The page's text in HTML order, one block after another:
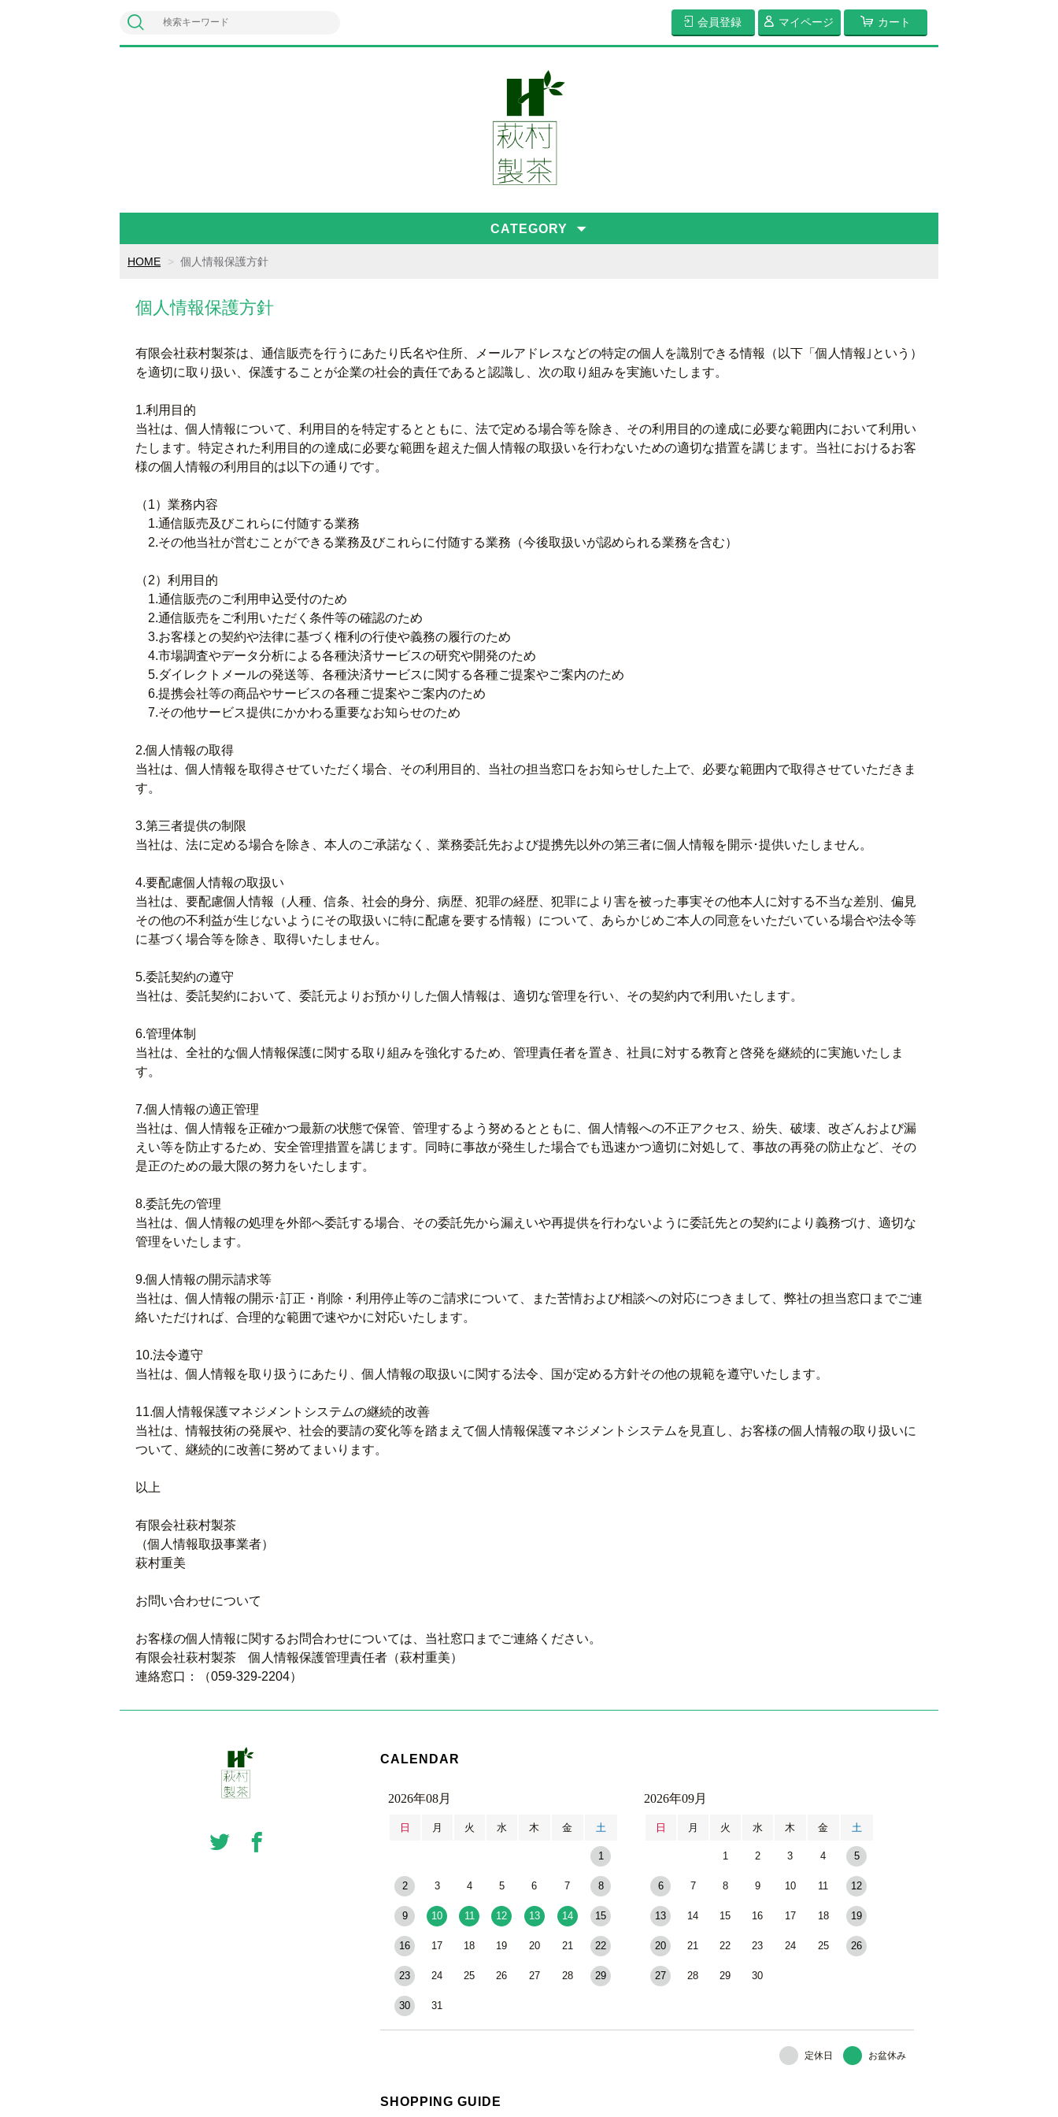
会員登録 マイページ カート
CATEGORY
HOME 個人情報保護方針
個人情報保護方針
有限会社萩村製茶は、通信販売を行うにあたり氏名や住所、メールアドレスなどの特定の個人を識別できる情報（以下「個人情報｣という）
を適切に取り扱い、保護することが企業の社会的責任であると認識し、次の取り組みを実施いたします。
1.利用目的
当社は、個人情報について、利用目的を特定するとともに、法で定める場合等を除き、その利用目的の達成に必要な範囲内において利用い
たします。特定された利用目的の達成に必要な範囲を超えた個人情報の取扱いを行わないための適切な措置を講じます。当社におけるお客
様の個人情報の利用目的は以下の通りです。
（1）業務内容
1.通信販売及びこれらに付随する業務
2.その他当社が営むことができる業務及びこれらに付随する業務（今後取扱いが認められる業務を含む）
（2）利用目的
1.通信販売のご利用申込受付のため
2.通信販売をご利用いただく条件等の確認のため
3.お客様との契約や法律に基づく権利の行使や義務の履行のため
4.市場調査やデータ分析による各種決済サービスの研究や開発のため
5.ダイレクトメールの発送等、各種決済サービスに関する各種ご提案やご案内のため
6.提携会社等の商品やサービスの各種ご提案やご案内のため
7.その他サービス提供にかかわる重要なお知らせのため
2.個人情報の取得
当社は、個人情報を取得させていただく場合、その利用目的、当社の担当窓口をお知らせした上で、必要な範囲内で取得させていただきま
す。
3.第三者提供の制限
当社は、法に定める場合を除き、本人のご承諾なく、業務委託先および提携先以外の第三者に個人情報を開示･提供いたしません。
4.要配慮個人情報の取扱い
当社は、要配慮個人情報（人種、信条、社会的身分、病歴、犯罪の経歴、犯罪により害を被った事実その他本人に対する不当な差別、偏見
その他の不利益が生じないようにその取扱いに特に配慮を要する情報）について、あらかじめご本人の同意をいただいている場合や法令等
に基づく場合等を除き、取得いたしません。
5.委託契約の遵守
当社は、委託契約において、委託元よりお預かりした個人情報は、適切な管理を行い、その契約内で利用いたします。
6.管理体制
当社は、全社的な個人情報保護に関する取り組みを強化するため、管理責任者を置き、社員に対する教育と啓発を継続的に実施いたしま
す。
7.個人情報の適正管理
当社は、個人情報を正確かつ最新の状態で保管、管理するよう努めるとともに、個人情報への不正アクセス、紛失、破壊、改ざんおよび漏
えい等を防止するため、安全管理措置を講じます。同時に事故が発生した場合でも迅速かつ適切に対処して、事故の再発の防止など、その
是正のための最大限の努力をいたします。
8.委託先の管理
当社は、個人情報の処理を外部へ委託する場合、その委託先から漏えいや再提供を行わないように委託先との契約により義務づけ、適切な
管理をいたします。
9.個人情報の開示請求等
当社は、個人情報の開示･訂正・削除・利用停止等のご請求について、また苦情および相談への対応につきまして、弊社の担当窓口までご連
絡いただければ、合理的な範囲で速やかに対応いたします。
10.法令遵守
当社は、個人情報を取り扱うにあたり、個人情報の取扱いに関する法令、国が定める方針その他の規範を遵守いたします。
11.個人情報保護マネジメントシステムの継続的改善
当社は、情報技術の発展や、社会的要請の変化等を踏まえて個人情報保護マネジメントシステムを見直し、お客様の個人情報の取り扱いに
ついて、継続的に改善に努めてまいります。
以上
有限会社萩村製茶
（個人情報取扱事業者）
萩村重美
お問い合わせについて
お客様の個人情報に関するお問合わせについては、当社窓口までご連絡ください。
有限会社萩村製茶 個人情報保護管理責任者（萩村重美）
連絡窓口：（059-329-2204）
CALENDAR
2026年08月
日 月 火 水 木 金 土
1
2 3 4 5 6 7 8
9 10 11 12 13 14 15
16 17 18 19 20 21 22
23 24 25 26 27 28 29
30 31
2026年09月
日 月 火 水 木 金 土
1 2 3 4 5
6 7 8 9 10 11 12
13 14 15 16 17 18 19
20 21 22 23 24 25 26
27 28 29 30
定休日 お盆休み
SHOPPING GUIDE